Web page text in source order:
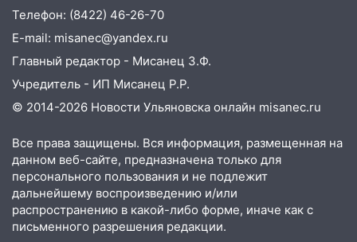
госпитализировали 25-летнего байкера
14:32 На Ульяновскую область
надвигается жара
14:08 Пешеход переходил по «зебре»:
подробности серьезной аварии на
13:30 В Димитровграде на улице
Трудовой горело здание
13:00 Водитель без прав врезался в
припаркованный автомобиль
Телефон: (8422) 46-26-70
E-mail: misanec@yandex.ru
Главный редактор - Мисанец З.Ф.
Учредитель - ИП Мисанец Р.Р.
© 2014-2026 Новости Ульяновска онлайн misanec.ru
Все права защищены. Вся информация, размещенная на
данном веб-сайте, предназначена только для
персонального пользования и не подлежит
дальнейшему воспроизведению и/или
распространению в какой-либо форме, иначе как с
письменного разрешения редакции.